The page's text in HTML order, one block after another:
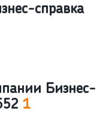
справка
Бизнес-
1